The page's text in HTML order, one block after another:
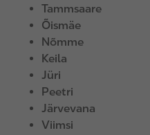
Tammsaare
Õismäe
Nõmme
Keila
Jüri
Peetri
Järvevana
Viimsi